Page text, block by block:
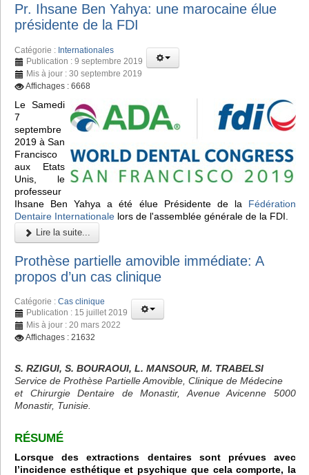
Pr. Ihsane Ben Yahya: une marocaine élue
présidente de la FDI
Catégorie : Internationales
Publication : 9 septembre 2019
Mis à jour : 30 septembre 2019
Affichages : 6668
Le Samedi
7
septembre
2019 à San
Francisco
aux Etats
Unis, le
professeur
Ihsane Ben Yahya a été élue Présidente de la Fédération
Dentaire Internationale lors de l'assemblée générale de la FDI.
Lire la suite...
Prothèse partielle amovible immédiate: A
propos d’un cas clinique
Catégorie : Cas clinique
Publication : 15 juillet 2019
Mis à jour : 20 mars 2022
Affichages : 21632
S. RZIGUI, S. BOURAOUI, L. MANSOUR, M. TRABELSI
Service de Prothèse Partielle Amovible, Clinique de Médecine
et Chirurgie Dentaire de Monastir, Avenue Avicenne 5000
Monastir, Tunisie.
RÉSUMÉ
Lorsque des extractions dentaires sont prévues avec
l’incidence esthétique et psychique que cela comporte, la